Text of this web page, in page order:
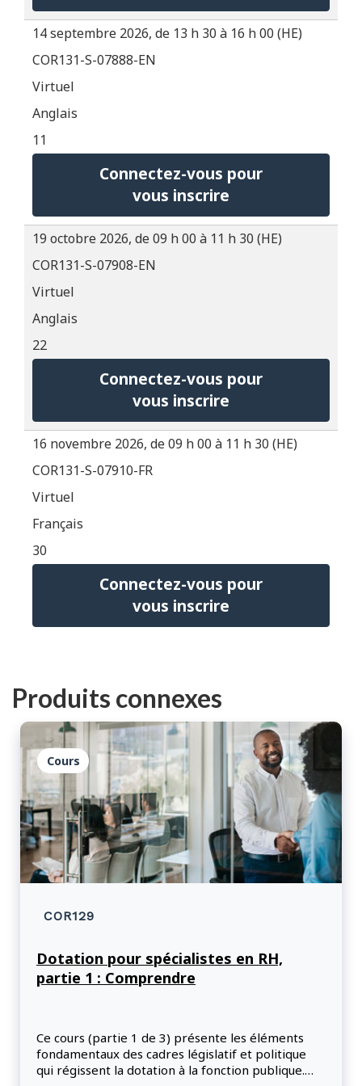
14 septembre 2026, de 13 h 30 à 16 h 00 (HE)
COR131-S-07888-EN
Virtuel
Anglais
11
Connectez-vous pour
vous inscrire
19 octobre 2026, de 09 h 00 à 11 h 30 (HE)
COR131-S-07908-EN
Virtuel
Anglais
22
Connectez-vous pour
vous inscrire
16 novembre 2026, de 09 h 00 à 11 h 30 (HE)
COR131-S-07910-FR
Virtuel
Français
30
Connectez-vous pour
vous inscrire
Produits connexes
Cours
COR129
Dotation pour spécialistes en RH,
partie 1 : Comprendre
Ce cours (partie 1 de 3) présente les éléments
fondamentaux des cadres législatif et politique
qui régissent la dotation à la fonction publique.